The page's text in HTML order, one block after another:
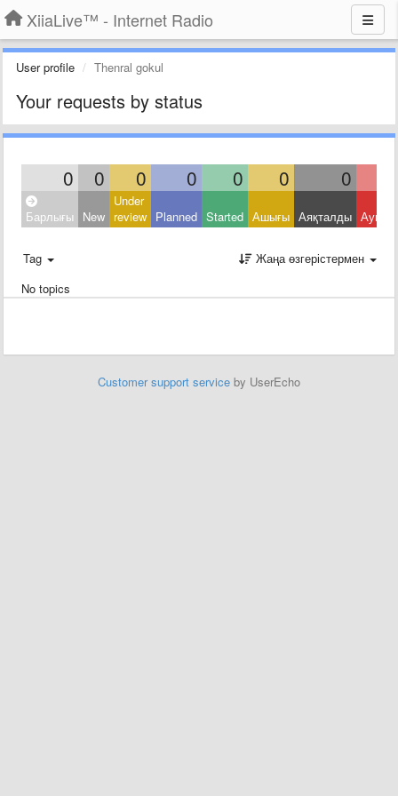
XiiaLive™ - Internet Radio
User profile Thenral gokul
Your requests by status
0 0 0 0 0 0 0
Барлығы New
Under
review Planned Started Ашығы Аяқталды
Tag
Жаңа өзгерістермен
No topics
Customer support service by UserEcho